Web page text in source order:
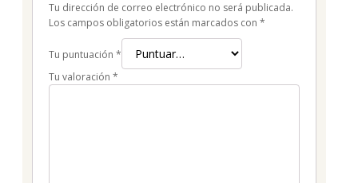
Tu dirección de correo electrónico no será publicada.
Los campos obligatorios están marcados con *
Tu puntuación *
Tu valoración *